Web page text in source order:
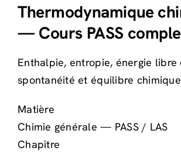
Collège
Thermodynamique
— Cours PASS
Enthalpie, entropie, énergie libre
spontanéité et équilibre chimique
Matière
Chimie générale — PASS / LAS
Chapitre